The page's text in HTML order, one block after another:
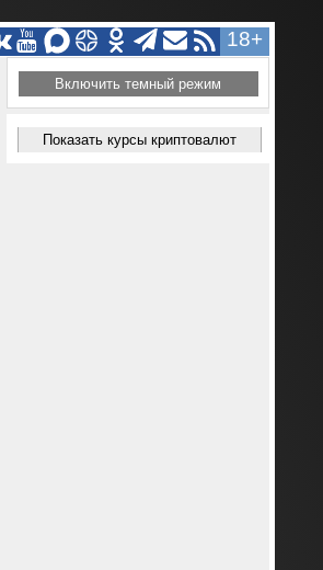
18+
Включить темный режим
Показать курсы криптовалют